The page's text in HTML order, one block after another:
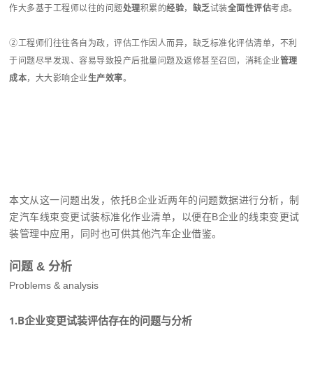
作大多基于工程师以往的问题处理积累的经验， 缺乏试装全面性评估考虑。
②工程师们往往各自为政，评估工作因人而异，缺乏标准化评估清单，不利
于问题尽早发现、容易导致投产后批量问题及返修甚至召回，消耗企业管理
成本，大大影响企业生产效率。
本文从这一问题出发，依托B企业近两年的问题数据进行分析，制
定汽车线束变更试装标准化作业清单，以便在B企业的线束变更试
装管理中应用，同时也可供其他汽车企业借鉴。
问题 & 分析
Problems & analysis
1.B企业变更试装评估存在的问题与分析